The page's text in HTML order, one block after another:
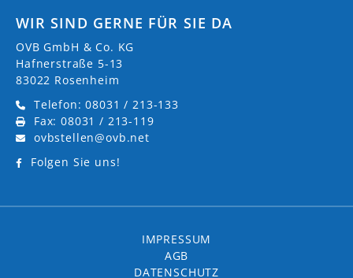
WIR SIND GERNE FÜR SIE DA
OVB GmbH & Co. KG
Hafnerstraße 5-13
83022 Rosenheim
Telefon: 08031 / 213-133
Fax: 08031 / 213-119
ovbstellen@ovb.net
Folgen Sie uns!
IMPRESSUM
AGB
DATENSCHUTZ